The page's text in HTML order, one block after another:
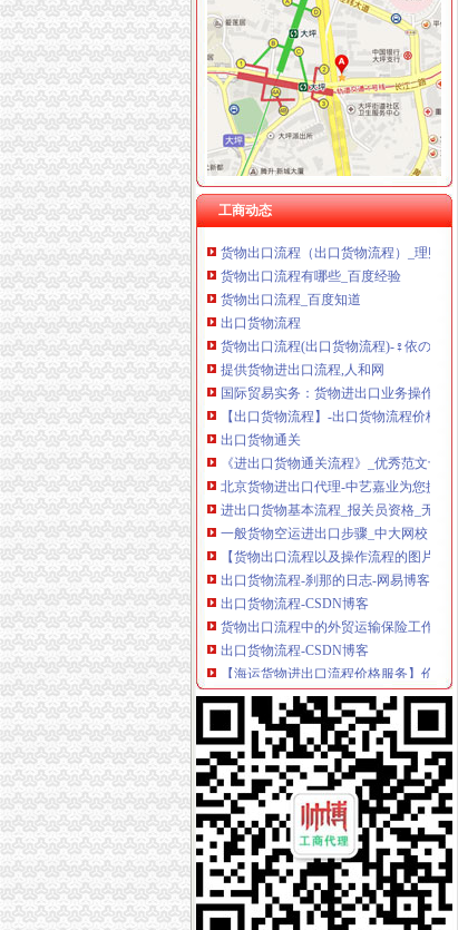
工商动态
货物出口流程
上海出口货物退运报关流程手续/懂海关内
外贸知识：外贸进出口货物操作流程
出口流程-搜百科
海运出口货物基本流程_百度经验
货物出口流程
出口货物流程几步走_外贸流程_eBay外贸
《一般货物出口流程》100篇第一文库网
货物出口流程（出口货物流程）_理财前线
货物出口流程有哪些_百度经验
货物出口流程_百度知道
出口货物流程
货物出口流程(出口货物流程)-♀依の亿°♂
提供货物进出口流程,人和网
国际贸易实务：货物进出口业务操作流程-
【出口货物流程】-出口货物流程价格|批
出口货物通关
《进出口货物通关流程》_优秀范文十篇
北京货物进出口代理-中艺嘉业为您提供
进出口货物基本流程_报关员资格_无忧考网
一般货物空运进出口步骤_中大网校
【货物出口流程以及操作流程的图片】-宝
出口货物流程-刹那的日志-网易博客
出口货物流程-CSDN博客
货物出口流程中的外贸运输保险工作-百科
出口货物流程-CSDN博客
【海运货物进出口流程价格服务】价格_厂
提供货物出口流程,危险品海运咨询,人和网
突尼斯拟简化货物进出口流程_新闻中心_
【货物出口的业务流程】_产品资讯_一呼
【出口货物流程】_出口货物流程批发价_
空运货物出口操作流程_货物运输—中国物
出口货物流程_出口货物流程doc下载_爱问
一般进出口货物的报关程序
出口货物基本流程_互动百科
运输物流出口货物流程-供应信息-环球经贸
一般货物空运进出口基本流程_搜狐_搜狐网
出口货物退运流程